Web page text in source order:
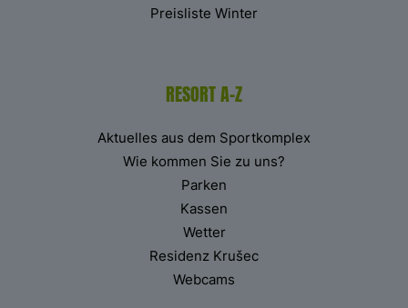
Preisliste Winter
RESORT A-Z
Aktuelles aus dem Sportkomplex
Wie kommen Sie zu uns?
Parken
Kassen
Wetter
Residenz Krušec
Webcams